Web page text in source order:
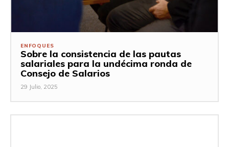
ENFOQUES
Sobre la consistencia de las pautas
salariales para la undécima ronda de
Consejo de Salarios
29 Julio, 2025